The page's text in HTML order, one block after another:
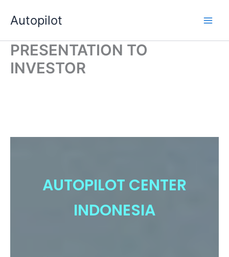
Autopilot
PRESENTATION TO
INVESTOR
AUTOPILOT CENTER
INDONESIA